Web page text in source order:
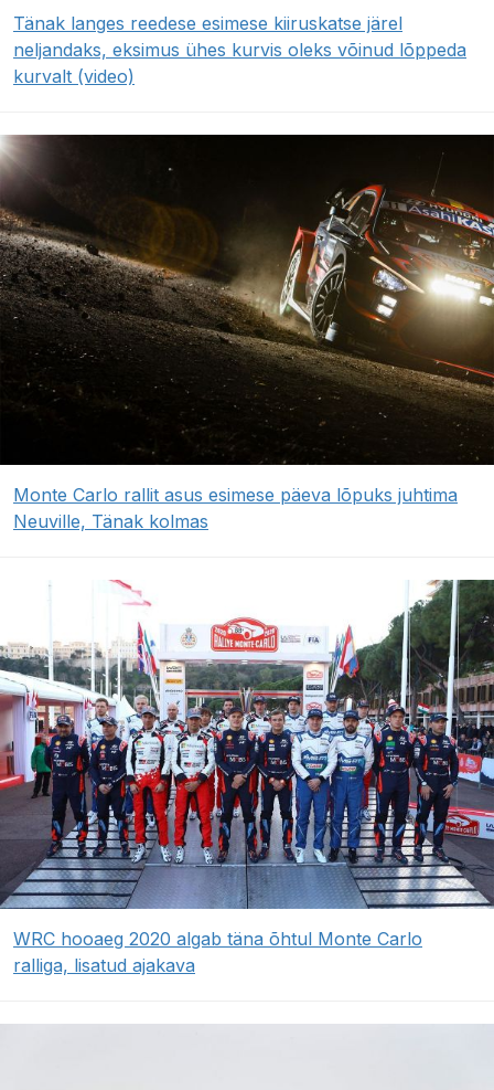
Tänak langes reedese esimese kiiruskatse järel
neljandaks, eksimus ühes kurvis oleks võinud lõppeda
kurvalt (video)
Monte Carlo rallit asus esimese päeva lõpuks juhtima
Neuville, Tänak kolmas
WRC hooaeg 2020 algab täna õhtul Monte Carlo
ralliga, lisatud ajakava